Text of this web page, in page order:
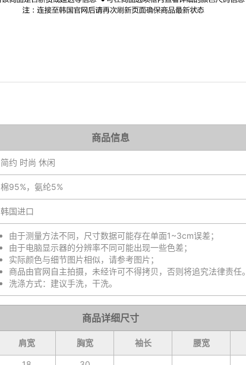
商品信息
简约 时尚 休闲
棉95%，氨纶5%
韩国进口
由于测量方法不同，尺寸数据可能存在单面1~3cm误差；
由于电脑显示器的分辨率不同可能出现一些色差；
实际颜色与细节图片相似，请参考图片；
商品由官网自主拍摄，未经许可不得拷贝，否则将追究法律责任。
洗涤方式：建议手洗，干洗。
商品详细尺寸
肩宽 胸宽 袖长 腰宽